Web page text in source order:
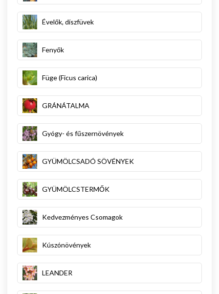
Évelők, díszfüvek
Fenyők
Füge (Ficus carica)
GRÁNÁTALMA
Gyógy- és fűszernövények
GYÜMÖLCSADÓ SÖVÉNYEK
GYÜMÖLCSTERMŐK
Kedvezményes Csomagok
Kúszónövények
LEANDER